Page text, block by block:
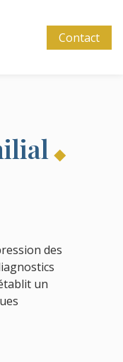
Contact
des
un